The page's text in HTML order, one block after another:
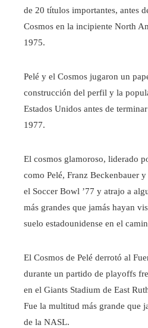
de 20 títulos importantes, antes
Cosmos en la incipiente North
1975.
Pelé y el Cosmos jugaron un
construcción del perfil y la
Estados Unidos antes de
1977.
El cosmos glamoroso, liderado
como Pelé, Franz Beckenbauer
el Soccer Bowl ’77 y atrajo a
más grandes que jamás hayan
suelo estadounidense en el
El Cosmos de Pelé derrotó al
durante un partido de playoffs
en el Giants Stadium de East
Fue la multitud más grande que
de la NASL.